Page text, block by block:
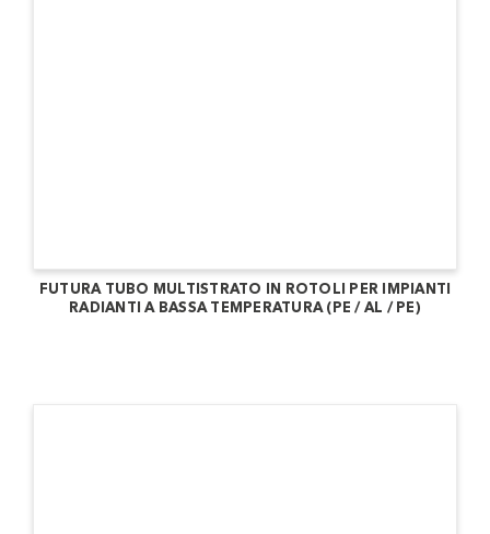
FUTURA TUBO MULTISTRATO IN ROTOLI PER IMPIANTI
RADIANTI A BASSA TEMPERATURA (PE / AL / PE)